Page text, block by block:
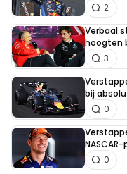
2
Verbaal
hoogten
3
bij
0
0